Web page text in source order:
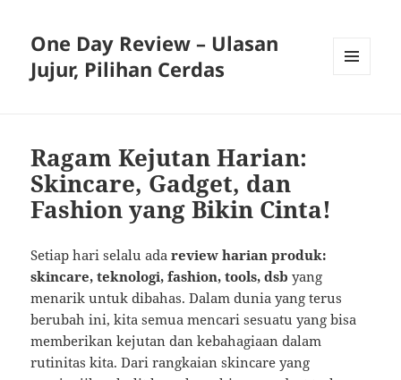
One Day Review – Ulasan
Jujur, Pilihan Cerdas
Ragam Kejutan Harian:
Skincare, Gadget, dan
Fashion yang Bikin Cinta!
Setiap hari selalu adareview harian produk:
skincare, teknologi, fashion, tools, dsb yang
menarik untuk dibahas. Dalam dunia yang terus
berubah ini, kita semua mencari sesuatu yang bisa
memberikan kejutan dan kebahagiaan dalam
rutinitas kita. Dari rangkaian skincare yang